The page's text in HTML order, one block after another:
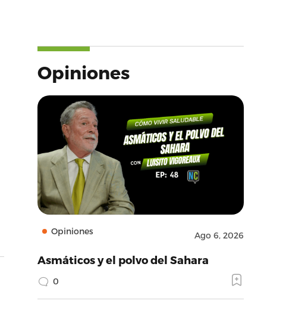
Opiniones
Opiniones Ago 6, 2026
Asmáticos y el polvo del Sahara
0